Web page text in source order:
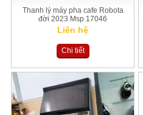
Thanh lý máy pha cafe Robota
đời 2023 Msp 17046
Liên hệ
Chi tiết